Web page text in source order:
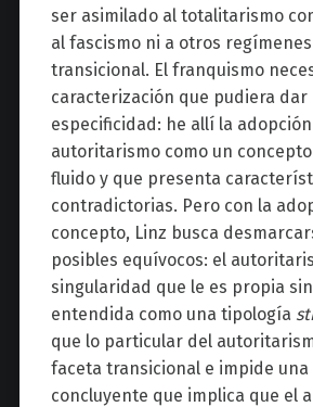
ser asimilado al totalitarismo
al fascismo ni a otros
transicional. El franquismo
caracterización que pudiera dar
especificidad: he allí la
autoritarismo como un
fluido y que presenta
contradictorias. Pero con la
concepto, Linz busca
posibles equívocos: el
singularidad que le es propia
entendida como una tipología
que lo particular del
faceta transicional e impide
concluyente que implica que el